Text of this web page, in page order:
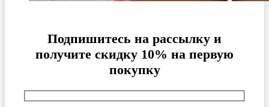
Подпишитесь на рассылку и
получите скидку 10% на первую
покупку